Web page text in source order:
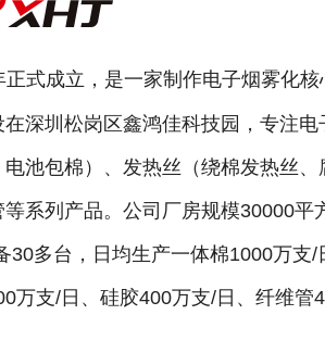
式成立，是一家制作电子烟雾化核
深圳松岗区鑫鸿佳科技园，专注电
池包棉）、发热丝（绕棉发热丝、
系列产品。公司厂房规模30000平
多台，日均生产一体棉1000万支/
万支/日、硅胶400万支/日、纤维管